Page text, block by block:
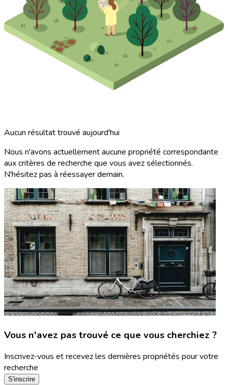
Aucun résultat trouvé aujourd'hui
Nous n'avons actuellement aucune propriété correspondante
aux critères de recherche que vous avez sélectionnés.
N'hésitez pas à réessayer demain.
Vous n'avez pas trouvé ce que vous cherchiez ?
Inscrivez-vous et recevez les dernières propriétés pour votre
recherche
S'inscrire